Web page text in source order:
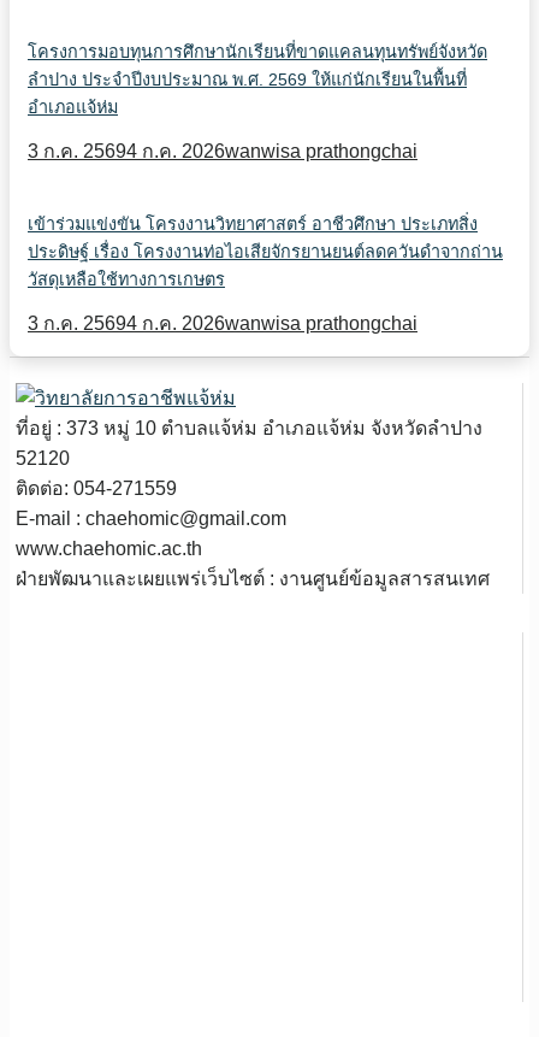
โครงการมอบทุนการศึกษานักเรียนที่ขาดแคลนทุนทรัพย์จังหวัด
ลำปาง ประจำปีงบประมาณ พ.ศ. 2569 ให้แก่นักเรียนในพื้นที่
อำเภอแจ้ห่ม
3 ก.ค. 25694 ก.ค. 2026wanwisa prathongchai
เข้าร่วมแข่งขัน โครงงานวิทยาศาสตร์ อาชีวศึกษา ประเภทสิ่ง
ประดิษฐ์ เรื่อง โครงงานท่อไอเสียจักรยานยนต์ลดควันดำจากถ่าน
วัสดุเหลือใช้ทางการเกษตร
3 ก.ค. 25694 ก.ค. 2026wanwisa prathongchai
ที่อยู่ : 373 หมู่ 10 ตำบลแจ้ห่ม อำเภอแจ้ห่ม จังหวัดลำปาง
52120
ติดต่อ: 054-271559
E-mail : chaehomic@gmail.com
www.chaehomic.ac.th
ฝ่ายพัฒนาและเผยแพร่เว็บไซต์ : งานศูนย์ข้อมูลสารสนเทศ